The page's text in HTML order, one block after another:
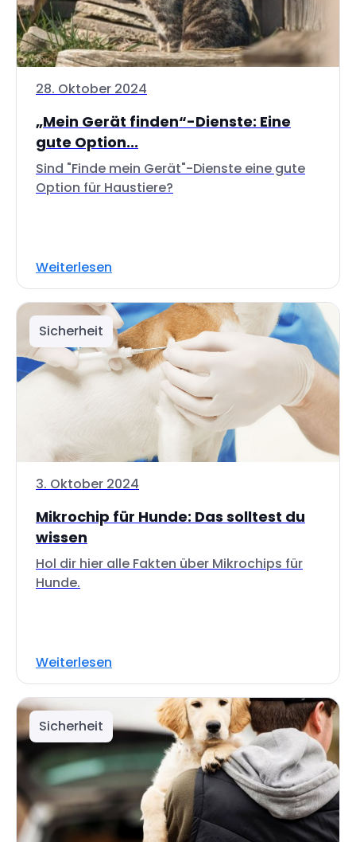
28. Oktober 2024
„Mein Gerät finden“-Dienste: Eine
gute Option...
Sind "Finde mein Gerät"-Dienste eine gute
Option für Haustiere?
Weiterlesen
Sicherheit
3. Oktober 2024
Mikrochip für Hunde: Das solltest du
wissen
Hol dir hier alle Fakten über Mikrochips für
Hunde.
Weiterlesen
Sicherheit